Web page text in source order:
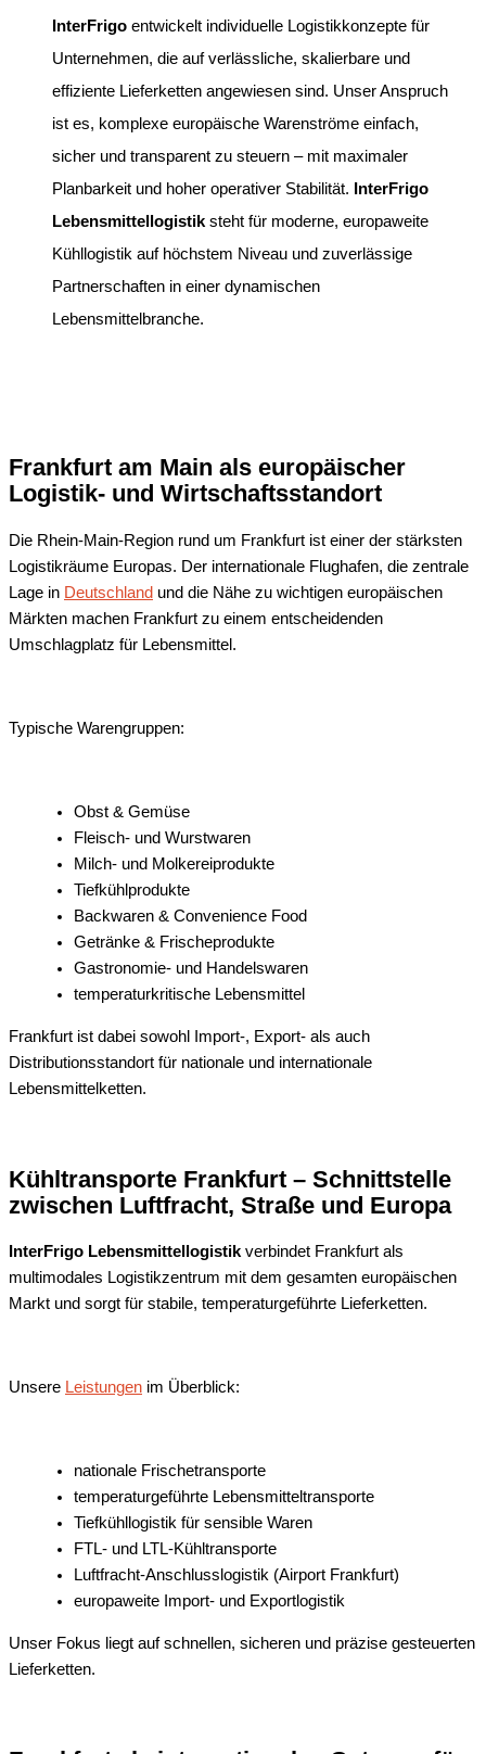
InterFrigo entwickelt individuelle Logistikkonzepte für
Unternehmen, die auf verlässliche, skalierbare und
effiziente Lieferketten angewiesen sind. Unser Anspruch
ist es, komplexe europäische Warenströme einfach,
sicher und transparent zu steuern – mit maximaler
Planbarkeit und hoher operativer Stabilität. InterFrigo
Lebensmittellogistiksteht für moderne, europaweite
Kühllogistik auf höchstem Niveau und zuverlässige
Partnerschaften in einer dynamischen
Lebensmittelbranche.
Frankfurt am Main als europäischer
Logistik- und Wirtschaftsstandort
Die Rhein-Main-Region rund um Frankfurt ist einer der stärksten
Logistikräume Europas. Der internationale Flughafen, die zentrale
Lage in Deutschland und die Nähe zu wichtigen europäischen
Märkten machen Frankfurt zu einem entscheidenden
Umschlagplatz für Lebensmittel.
Typische Warengruppen:
Obst & Gemüse
Fleisch- und Wurstwaren
Milch- und Molkereiprodukte
Tiefkühlprodukte
Backwaren & Convenience Food
Getränke & Frischeprodukte
Gastronomie- und Handelswaren
temperaturkritische Lebensmittel
Frankfurt ist dabei sowohl Import-, Export- als auch
Distributionsstandort für nationale und internationale
Lebensmittelketten.
Kühltransporte Frankfurt – Schnittstelle
zwischen Luftfracht, Straße und Europa
InterFrigo Lebensmittellogistik verbindet Frankfurt als
multimodales Logistikzentrum mit dem gesamten europäischen
Markt und sorgt für stabile, temperaturgeführte Lieferketten.
Unsere Leistungen im Überblick:
nationale Frischetransporte
temperaturgeführte Lebensmitteltransporte
Tiefkühllogistik für sensible Waren
FTL- und LTL-Kühltransporte
Luftfracht-Anschlusslogistik (Airport Frankfurt)
europaweite Import- und Exportlogistik
Unser Fokus liegt auf schnellen, sicheren und präzise gesteuerten
Lieferketten.